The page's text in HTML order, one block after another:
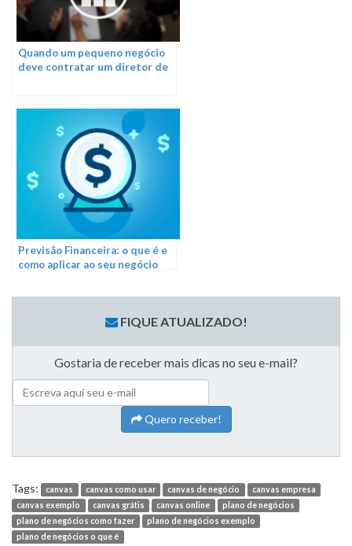
Quando um pequeno negócio
deve contratar um diretor de
Previsão Financeira: o que é e
como aplicar ao seu negócio
FIQUE ATUALIZADO!
Gostaria de receber mais dicas no seu e-mail?
Quero receber!
Tags: canvas canvas como usar canvas de negócio
canvas empresa
canvas exemplo
canvas grátis canvas online
plano de negócios
plano de negócios como fazer
plano de negócios exemplo
plano de negócios o que é